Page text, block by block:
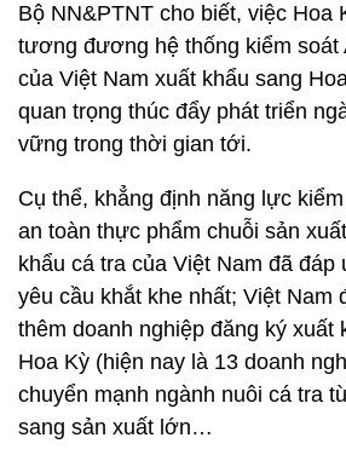
Bộ NN&PTNT cho biết, việc Hoa
tương đương hệ thống kiểm soát
của Việt Nam xuất khẩu sang
quan trọng thúc đẩy phát triển
vững trong thời gian tới.
Cụ thể, khẳng định năng lực
an toàn thực phẩm chuỗi sản
khẩu cá tra của Việt Nam đã
yêu cầu khắt khe nhất; Việt Nam
thêm doanh nghiệp đăng ký xuất
Hoa Kỳ (hiện nay là 13 doanh
chuyển mạnh ngành nuôi cá tra
sang sản xuất lớn…